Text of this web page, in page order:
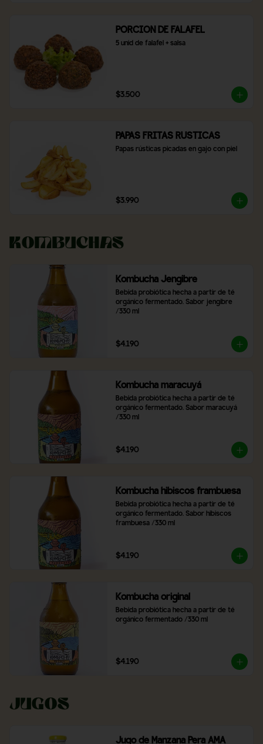
PORCION DE FALAFEL
5 unid de falafel + salsa
$3.500
PAPAS FRITAS RUSTICAS
Papas rústicas picadas en gajo con piel
$3.990
Kombuchas
Kombucha Jengibre
Bebida probiótica hecha a partir de té
orgánico fermentado. Sabor jengibre
/330 ml
$4.190
Kombucha maracuyá
Bebida probiótica hecha a partir de té
orgánico fermentado. Sabor maracuyá
/330 ml
$4.190
Kombucha hibiscos frambuesa
Bebida probiótica hecha a partir de té
orgánico fermentado. Sabor hibiscos
frambuesa /330 ml
$4.190
Kombucha original
Bebida probiótica hecha a partir de té
orgánico fermentado /330 ml
$4.190
Jugos
Jugo de Manzana Pera AMA